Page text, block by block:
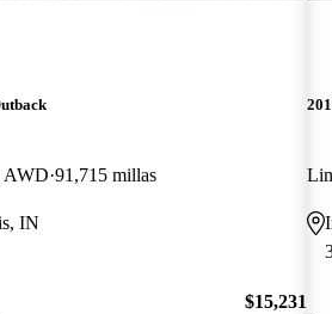
AWD 91,715 millas
IN
$15,231